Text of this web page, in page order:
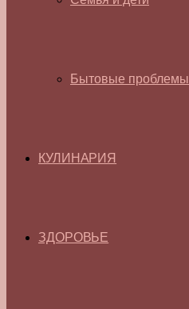
Бытовые проблемы
КУЛИНАРИЯ
ЗДОРОВЬЕ